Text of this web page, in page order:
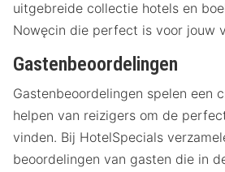
uitgebreide collectie hotels en
Nowęcin die perfect is voor jouw
Gastenbeoordelingen
Gastenbeoordelingen spelen een
helpen van reizigers om de
vinden. Bij HotelSpecials
beoordelingen van gasten die in